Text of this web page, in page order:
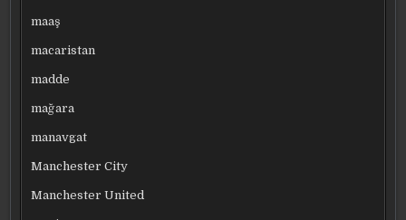
maaş
macaristan
madde
mağara
manavgat
Manchester City
Manchester United